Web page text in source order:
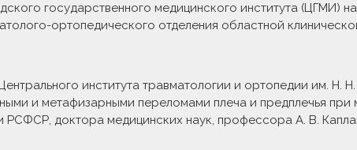
государственного медицинского института (ЦГМИ)
ортопедического отделения областной
института травматологии и ортопедии им. Н.
и метафизарными переломами плеча и предплечья при
РСФСР, доктора медицинских наук, профессора А. В.